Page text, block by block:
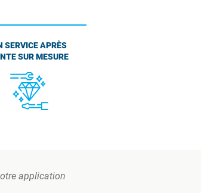
SERVICE APRÈS
SUR MESURE
application